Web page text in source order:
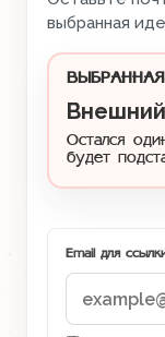
выбранная
Остался
будет
Email для